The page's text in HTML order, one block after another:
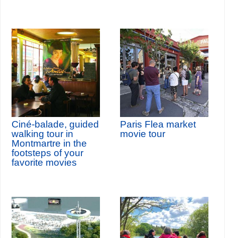
Ciné-balade, guided
walking tour in
Montmartre in the
footsteps of your
favorite movies
Paris Flea market
movie tour